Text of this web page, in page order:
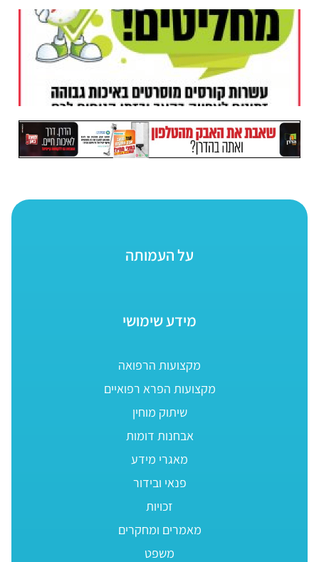
על העמותה
מידע שימושי
מקצועות הרפואה
מקצועות הפרא רפואיים
שיתוק מוחין
אבחנות דומות
מאגרי מידע
פנאי ובידור
זכויות
מאמרים ומחקרים
משפט